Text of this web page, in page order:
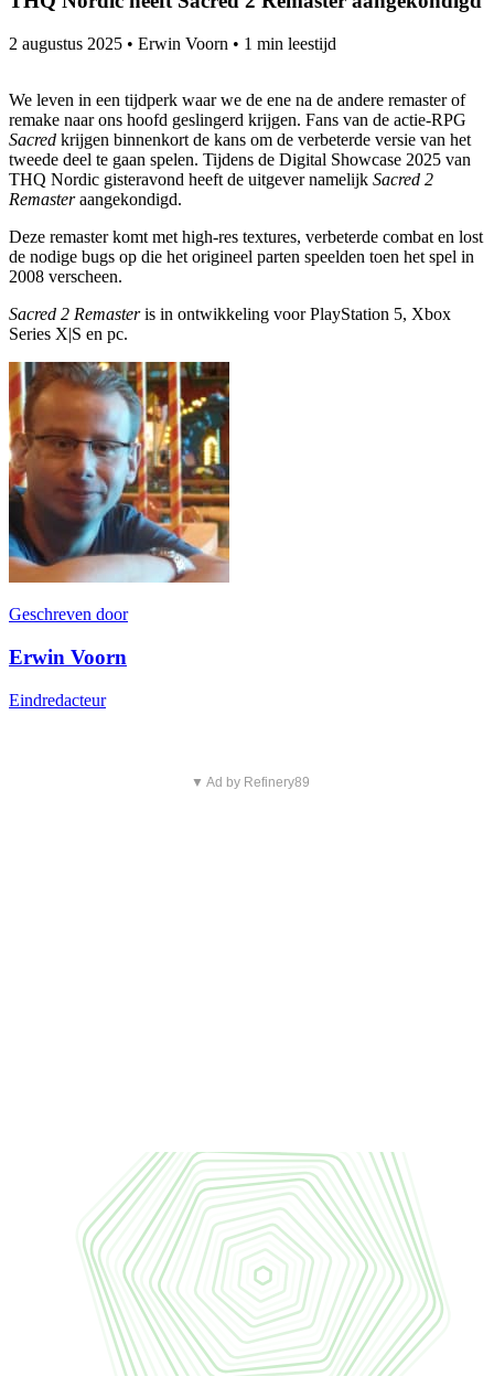
2 augustus 2025 • Erwin Voorn • 1 min leestijd
We leven in een tijdperk waar we de ene na de andere remaster of
remake naar ons hoofd geslingerd krijgen. Fans van de actie-RPG
Sacred krijgen binnenkort de kans om de verbeterde versie van het
tweede deel te gaan spelen. Tijdens de Digital Showcase 2025 van
THQ Nordic gisteravond heeft de uitgever namelijk Sacred 2
Remasteraangekondigd.
Deze remaster komt met high-res textures, verbeterde combat en lost
de nodige bugs op die het origineel parten speelden toen het spel in
2008 verscheen.
Sacred 2 Remasteris in ontwikkeling voor PlayStation 5, Xbox
Series X|S en pc.
Geschreven door
Erwin Voorn
Eindredacteur
▼ Ad by Refinery89